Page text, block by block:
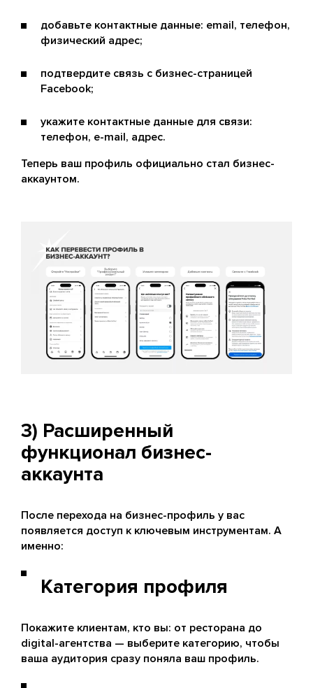
добавьте контактные данные: email, телефон,
физический адрес;
подтвердите связь с бизнес-страницей
Facebook;
укажите контактные данные для связи:
телефон, e-mail, адрес.
Теперь ваш профиль официально стал бизнес-
аккаунтом.
3) Расширенный
функционал бизнес-
аккаунта
После перехода на бизнес-профиль у вас
появляется доступ к ключевым инструментам. А
именно:
Категория профиля
Покажите клиентам, кто вы: от ресторана до
digital-агентства — выберите категорию, чтобы
ваша аудитория сразу поняла ваш профиль.